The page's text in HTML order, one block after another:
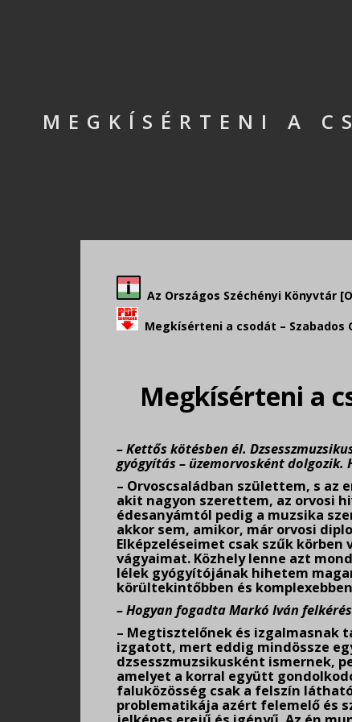
MEGKÍSÉRTENI A
Az Országos Széchényi Könyvtár
Megkísérteni a csodát – Szabados
Megkísérteni a
– Kettős kötésben él.
gyógyítás – üzemorvosként dolgozik.
– Orvoscsaládban születtem, s az
akit nagyon szerettem, az orvosi
édesanyámtól pedig a muzsika
akkor sem, amikor, már orvosi
Elképzeléseimet csak szűk
vágyaimat. Közhely lenne azt
lélek gyógyítójának hihetem
körültekintőbben és
– Hogyan fogadta Markó Iván
– Megtisztelőnek és izgalmasnak
izgatott, mert eddig mindössze
dzsesszmuzsikusként ismernek,
amelyet a korral együtt
faluközösség csak a felszín
problematikája azért felemelő és